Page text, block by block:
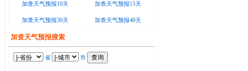
加查天气预报10天 加查天气预报15天
加查天气预报30天 加查天气预报40天
加查天气预报搜索
省 市